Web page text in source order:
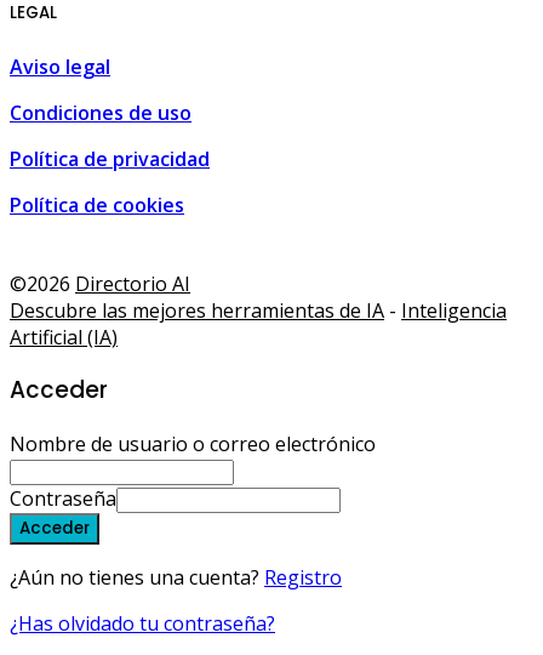
LEGAL
Aviso legal
Condiciones de uso
Política de privacidad
Política de cookies
©2026 Directorio AI
Descubre las mejores herramientas de IA - Inteligencia
Artificial (IA)
Acceder
Nombre de usuario o correo electrónico
Contraseña
Acceder
¿Aún no tienes una cuenta? Registro
¿Has olvidado tu contraseña?